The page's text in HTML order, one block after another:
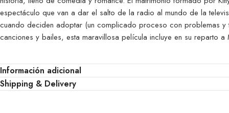
espectáculo que van a dar el salto de la radio al mundo de la
cuando deciden adoptar (un complicado proceso con problemas
canciones y bailes, esta maravillosa película incluye en su reparto
Información adicional
Shipping & Delivery